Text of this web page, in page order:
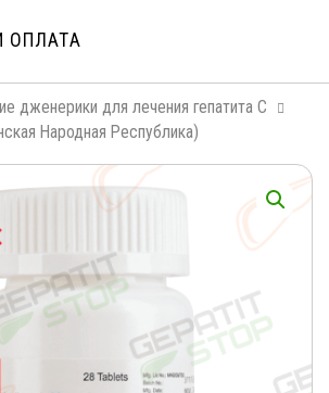
ОПЛАТA
дженерики для лечения гепатита С
Народная Республика)